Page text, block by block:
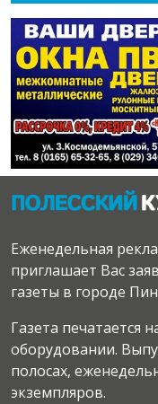
Еженедельная
приглашает Вас
газеты в городе
Газета печатается
оборудовании.
полосах,
экземпляров.